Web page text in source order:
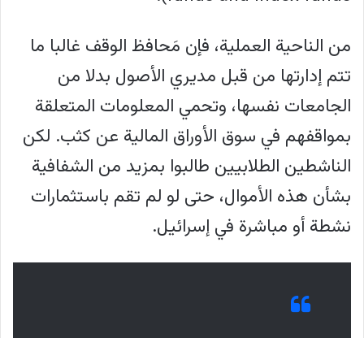
من الناحية العملية، فإن مَحافظ الوقف غالبا ما
تتم إدارتها من قبل مديري الأصول بدلا من
الجامعات نفسها، وتحمي المعلومات المتعلقة
بمواقفهم في سوق الأوراق المالية عن كثب. لكن
الناشطين الطلابيين طالبوا بمزيد من الشفافية
بشأن هذه الأموال، حتى لو لم تقم باستثمارات
نشطة أو مباشرة في إسرائيل.